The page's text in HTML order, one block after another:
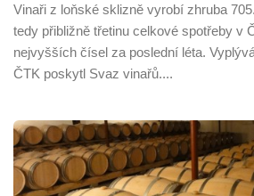
Vinaři z loňské sklizně vyrobí zhruba
tedy přibližně třetinu celkové spotřeby v
nejvyšších čísel za poslední léta.
ČTK poskytl Svaz vinařů....